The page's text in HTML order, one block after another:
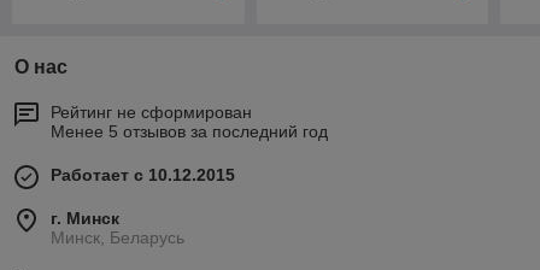
О нас
Рейтинг не сформирован
Менее 5 отзывов за последний год
Работает с 10.12.2015
г. Минск
Минск, Беларусь